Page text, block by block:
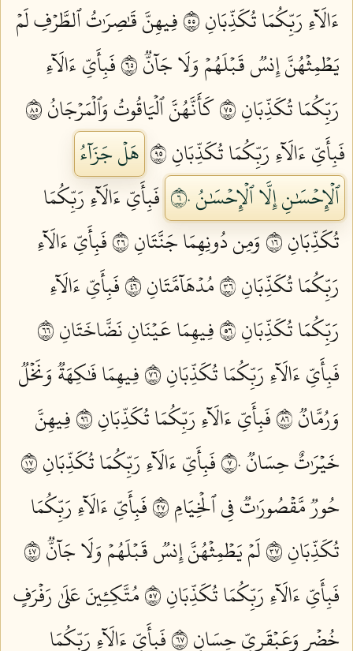
ءَالَآءِ رَبِّكُمَا تُكَذِّبَانِ ٥٥
فِيهِنَّ قَٰصِرَٰتُ ٱلطَّرۡفِ لَمۡ
يَطۡمِثۡهُنَّ إِنسٞ قَبۡلَهُمۡ وَلَا جَآنّٞ ٥٦
فَبِأَيِّ ءَالَآءِ
رَبِّكُمَا تُكَذِّبَانِ ٥٧
كَأَنَّهُنَّ ٱلۡيَاقُوتُ وَٱلۡمَرۡجَانُ ٥٨
فَبِأَيِّ ءَالَآءِ رَبِّكُمَا تُكَذِّبَانِ ٥٩
هَلۡ جَزَآءُ
ٱلۡإِحۡسَٰنِ إِلَّا ٱلۡإِحۡسَٰنُ ٦٠
فَبِأَيِّ ءَالَآءِ رَبِّكُمَا
تُكَذِّبَانِ ٦١
وَمِن دُونِهِمَا جَنَّتَانِ ٦٢
فَبِأَيِّ ءَالَآءِ
رَبِّكُمَا تُكَذِّبَانِ ٦٣
مُدۡهَآمَّتَانِ ٦٤
فَبِأَيِّ ءَالَآءِ
رَبِّكُمَا تُكَذِّبَانِ ٦٥
فِيهِمَا عَيۡنَانِ نَضَّاخَتَانِ ٦٦
فَبِأَيِّ ءَالَآءِ رَبِّكُمَا تُكَذِّبَانِ ٦٧
فِيهِمَا فَٰكِهَةٞ وَنَخۡلٞ
وَرُمَّانٞ ٦٨
فَبِأَيِّ ءَالَآءِ رَبِّكُمَا تُكَذِّبَانِ ٦٩
فِيهِنَّ
خَيۡرَٰتٌ حِسَانٞ ٧٠
فَبِأَيِّ ءَالَآءِ رَبِّكُمَا تُكَذِّبَانِ ٧١
حُورٞ مَّقۡصُورَٰتٞ فِي ٱلۡخِيَامِ ٧٢
فَبِأَيِّ ءَالَآءِ رَبِّكُمَا
تُكَذِّبَانِ ٧٣
لَمۡ يَطۡمِثۡهُنَّ إِنسٞ قَبۡلَهُمۡ وَلَا جَآنّٞ ٧٤
فَبِأَيِّ ءَالَآءِ رَبِّكُمَا تُكَذِّبَانِ ٧٥
مُتَّكِـِٔينَ عَلَىٰ رَفۡرَفٍ
خُضۡرٖ وَعَبۡقَرِيٍّ حِسَانٖ ٧٦
فَبِأَيِّ ءَالَآءِ رَبِّكُمَا